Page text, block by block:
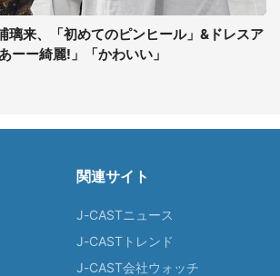
璃来、「初めてのピンヒール」&ドレスア
ーー綺麗!」「かわいい」
関連サイト
J-CASTニュース
J-CASTトレンド
J-CAST会社ウォッチ